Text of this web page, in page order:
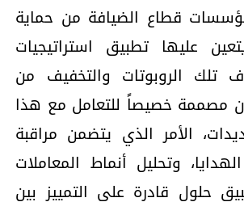
قطاع الضيافة من حماية
عليها تطبيق استراتيجيات
تلك الروبوتات والتخفيف من
مصممة خصيصاً للتعامل مع هذا
الأمر الذي يتضمن مراقبة
وتحليل أنماط المعاملات
حلول قادرة على التمييز بين